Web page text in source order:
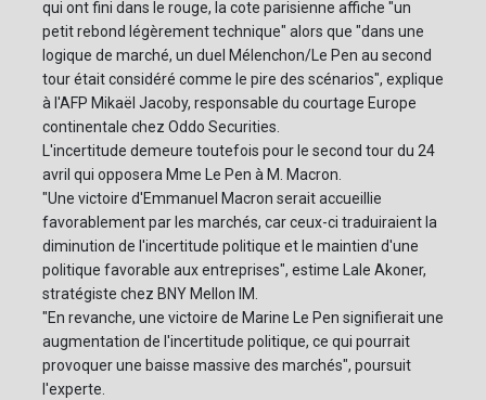
qui ont fini dans le rouge, la cote parisienne affiche "un
petit rebond légèrement technique" alors que "dans une
logique de marché, un duel Mélenchon/Le Pen au second
tour était considéré comme le pire des scénarios", explique
à l'AFP Mikaël Jacoby, responsable du courtage Europe
continentale chez Oddo Securities.
L'incertitude demeure toutefois pour le second tour du 24
avril qui opposera Mme Le Pen à M. Macron.
"Une victoire d'Emmanuel Macron serait accueillie
favorablement par les marchés, car ceux-ci traduiraient la
diminution de l'incertitude politique et le maintien d'une
politique favorable aux entreprises", estime Lale Akoner,
stratégiste chez BNY Mellon IM.
"En revanche, une victoire de Marine Le Pen signifierait une
augmentation de l'incertitude politique, ce qui pourrait
provoquer une baisse massive des marchés", poursuit
l'experte.